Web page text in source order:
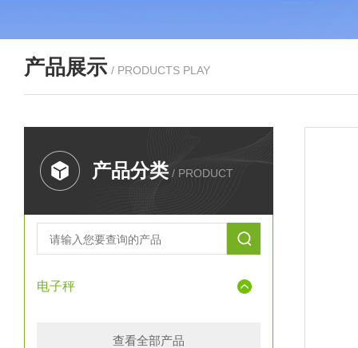
产品展示 / PRODUCTS PLAY
产品分类 / PRODUCT
电子秤
查看全部产品